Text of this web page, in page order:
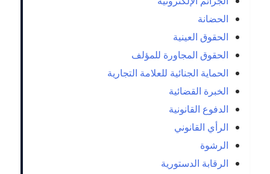
الحضانة
الحقوق العينية
الحقوق المجاورة للمؤلف
الحماية الجنائية للعلامة التجارية
الخبرة القضائية
الدفوع القانونية
الرأي القانوني
الرشوة
الرقابة الدستورية